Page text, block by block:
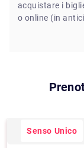
acquistare i
o online (in
Senso Unico